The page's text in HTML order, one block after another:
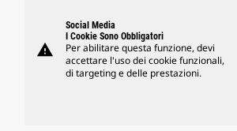
warning
Social Media
I Cookie Sono Obbligatori
Per abilitare questa funzione, devi
accettare l'uso dei cookie funzionali,
di targeting e delle prestazioni.